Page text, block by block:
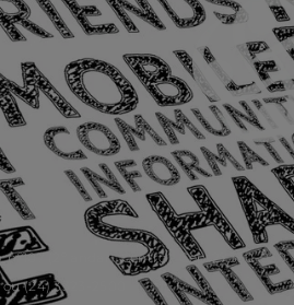
nº107 (2º andar), Centro - Cep: 27.330-030
(24) 3323-2500